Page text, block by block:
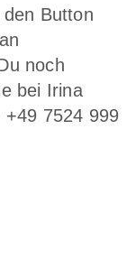
Button
noch
bei Irina
7524 999